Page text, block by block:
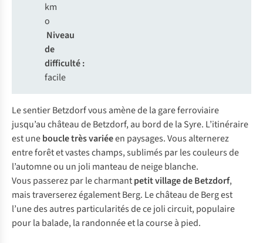
km
o
Niveau
de
difficulté :
facile
Le sentier Betzdorf vous amène de la gare ferroviaire
jusqu’au château de Betzdorf, au bord de la Syre. L’itinéraire
est uneboucle très variéeen paysages. Vous alternerez
entre forêt et vastes champs, sublimés par les couleurs de
l’automne ou un joli manteau de neige blanche.
Vous passerez par le charmantpetit village de Betzdorf,
mais traverserez également Berg. Le château de Berg est
l’une des autres particularités de ce joli circuit, populaire
pour la balade, la randonnée et la course à pied.